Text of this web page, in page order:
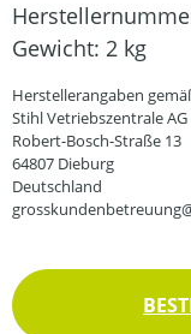
Gewicht: 2 kg
Herstellerangaben
Stihl Vetriebszentrale AG
Robert-Bosch-Straße 13
64807 Dieburg
Deutschland